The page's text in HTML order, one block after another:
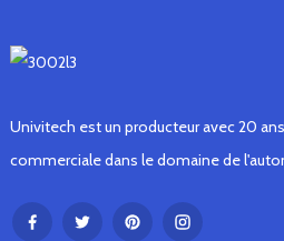
Univitech est un producteur avec 20
commerciale dans le domaine de